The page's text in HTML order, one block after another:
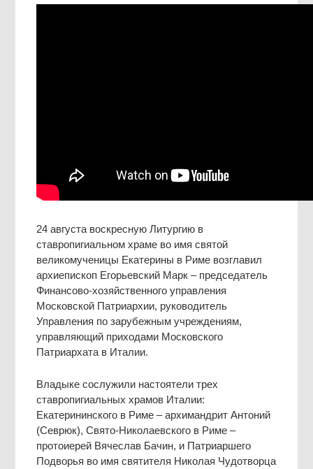
24 августа воскресную Литургию в
ставропигиальном храме во имя святой
великомученицы Екатерины в Риме возглавил
архиепископ Егорьевский Марк – председатель
Финансово-хозяйственного управления
Московской Патриархии, руководитель
Управления по зарубежным учреждениям,
управляющий приходами Московского
Патриархата в Италии.
Владыке сослужили настоятели трех
ставропигиальных храмов Италии:
Екатерининского в Риме – архимандрит Антоний
(Севрюк), Свято-Николаевского в Риме –
протоиерей Вячеслав Бачин, и Патриаршего
Подворья во имя святителя Николая Чудотворца